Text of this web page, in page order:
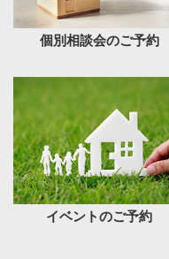
個別相談会のご予約
イベントのご予約